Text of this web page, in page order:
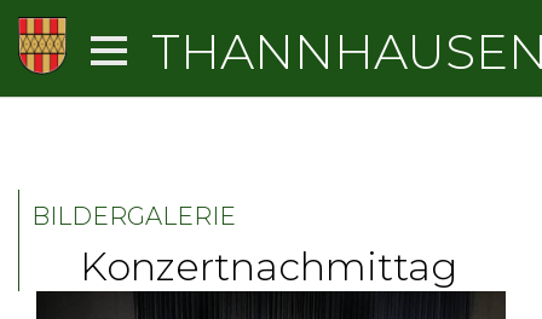
BILDERGALERIE
Konzertnachmittag